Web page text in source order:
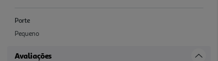
Porte
Pequeno
Avaliações